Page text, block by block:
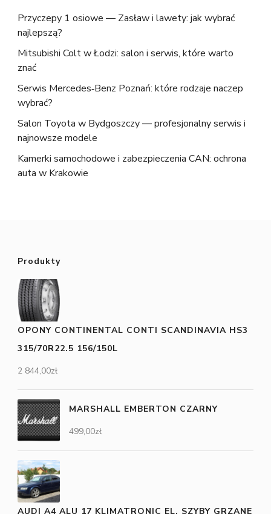
Przyczepy 1 osiowe — Zasław i lawety: jak wybrać
najlepszą?
Mitsubishi Colt w Łodzi: salon i serwis, które warto
znać
Serwis Mercedes‑Benz Poznań: które rodzaje naczep
wybrać?
Salon Toyota w Bydgoszczy — profesjonalny serwis i
najnowsze modele
Kamerki samochodowe i zabezpieczenia CAN: ochrona
auta w Krakowie
Produkty
OPONY CONTINENTAL CONTI SCANDINAVIA HS3
315/70R22.5 156/150L
2 844,00zł
MARSHALL EMBERTON CZARNY
499,00zł
AUDI A4 ALU 17 KLIMATRONIC EL. SZYBY GRZANE